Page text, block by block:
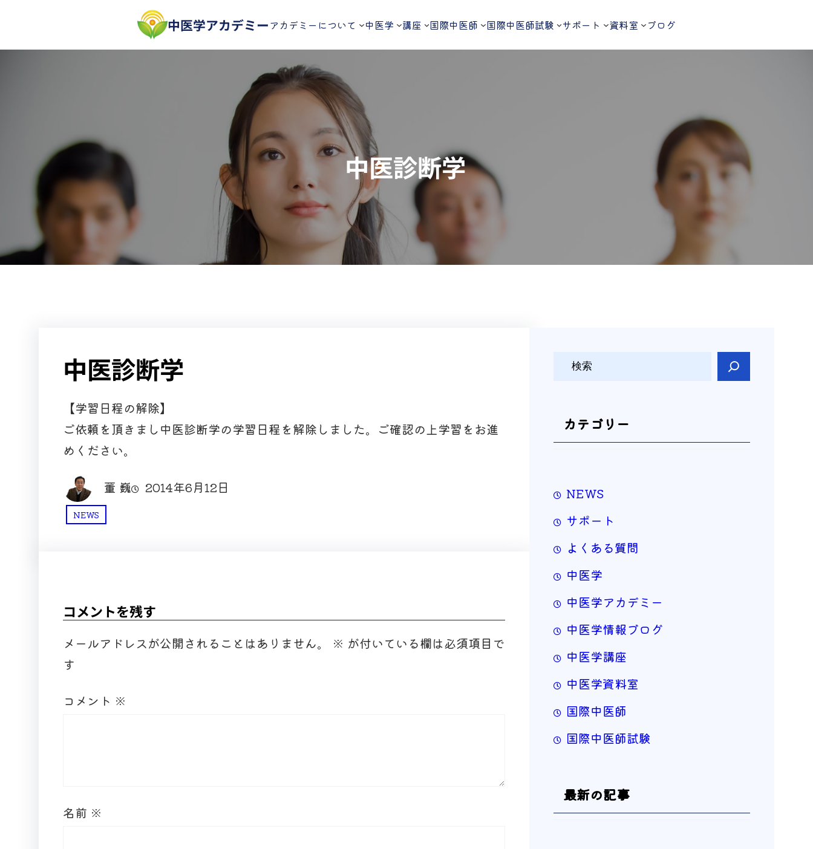
を
中医学アカデミーアカデミーについて 中医学 講座 国際中医師 国際中医師試験 サポート 資料室 ブログ
中医診断学
中医診断学
【学習日程の解除】
ご依頼を頂きまし中医診断学の学習日程を解除しました。ご確認の上学習をお進
めください。
董 巍 2014年6月12日
NEWS
コメントを残す
メールアドレスが公開されることはありません。 ※ が付いている欄は必須項目で
す
コメント ※
名前 ※
カテゴリー
NEWS
サポート
よくある質問
中医学
中医学アカデミー
中医学情報ブログ
中医学講座
中医学資料室
国際中医師
国際中医師試験
最新の記事